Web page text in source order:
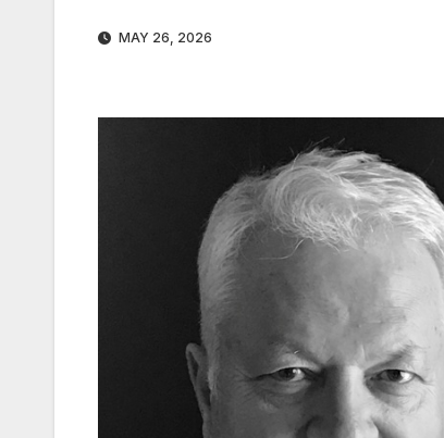
MAY 26, 2026